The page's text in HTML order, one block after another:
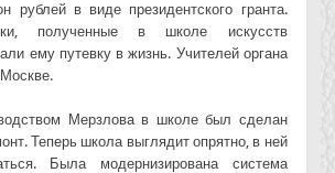
рублей в виде президентского гранта.
полученные в школе искусств
ему путевку в жизнь. Учителей органа
Мерзлова в школе был сделан
Теперь школа выглядит опрятно, в ней
Была модернизирована система